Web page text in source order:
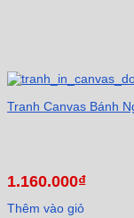
Tranh Canvas Bánh
1.160.000₫
Thêm vào giỏ